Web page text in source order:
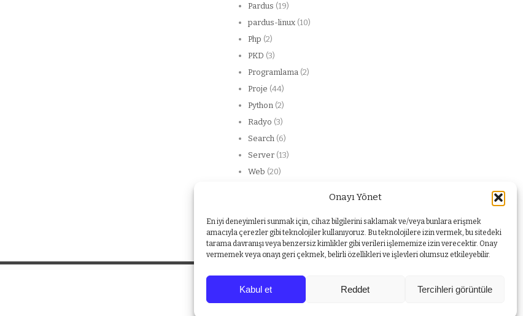
Onayı Yönet
En iyi deneyimleri sunmak için, cihaz bilgilerini saklamak ve/veya bunlara erişmek
amacıyla çerezler gibi teknolojiler kullanıyoruz. Bu teknolojilere izin vermek, bu sitedeki
tarama davranışı veya benzersiz kimlikler gibi verileri işlememize izin verecektir. Onay
vermemek veya onayı geri çekmek, belirli özellikleri ve işlevleri olumsuz etkileyebilir.
Kabul et Reddet Tercihleri görüntüle
Pardus (19)
pardus-linux (10)
Php (2)
PKD (3)
Programlama (2)
Proje (44)
Python (2)
Radyo (3)
Search (6)
Server (13)
Web (20)
Yabancı dil(1)